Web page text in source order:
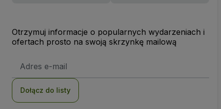
Otrzymuj informacje o popularnych wydarzeniach i
ofertach prosto na swoją skrzynkę mailową
e-
Dołącz do listy